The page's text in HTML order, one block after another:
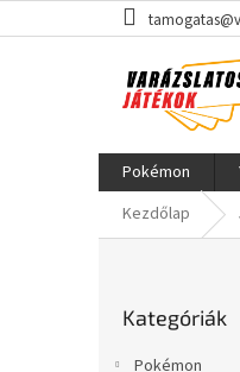
a
Pokémon
Kezdőlap
átugrása
Kategóriák
Pokémon